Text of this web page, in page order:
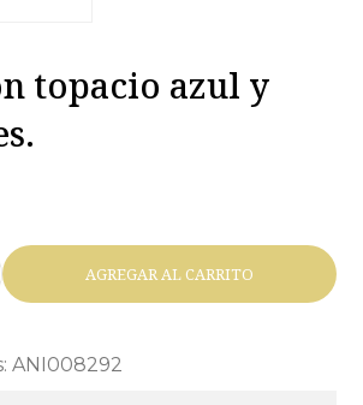
topacio azul y
AGREGAR AL CARRITO
ANI008292